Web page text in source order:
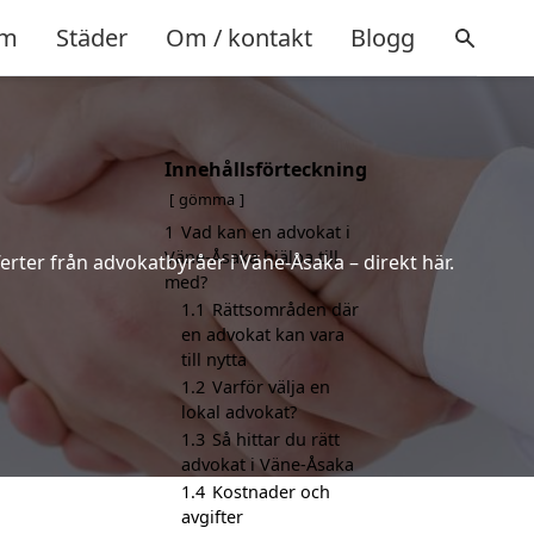
Städer Om / kontakt Blogg
från advokatbyråer i Väne-Åsaka – direkt här.
Innehållsförteckning
gömma
1 Vad kan en advokat i
Väne-Åsaka hjälpa till
med?
1.1 Rättsområden där
en advokat kan vara
till nytta
1.2 Varför välja en
lokal advokat?
1.3 Så hittar du rätt
advokat i Väne-Åsaka
1.4 Kostnader och
avgifter